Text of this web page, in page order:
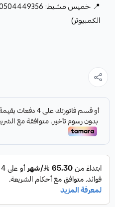
الكمبيوتر)